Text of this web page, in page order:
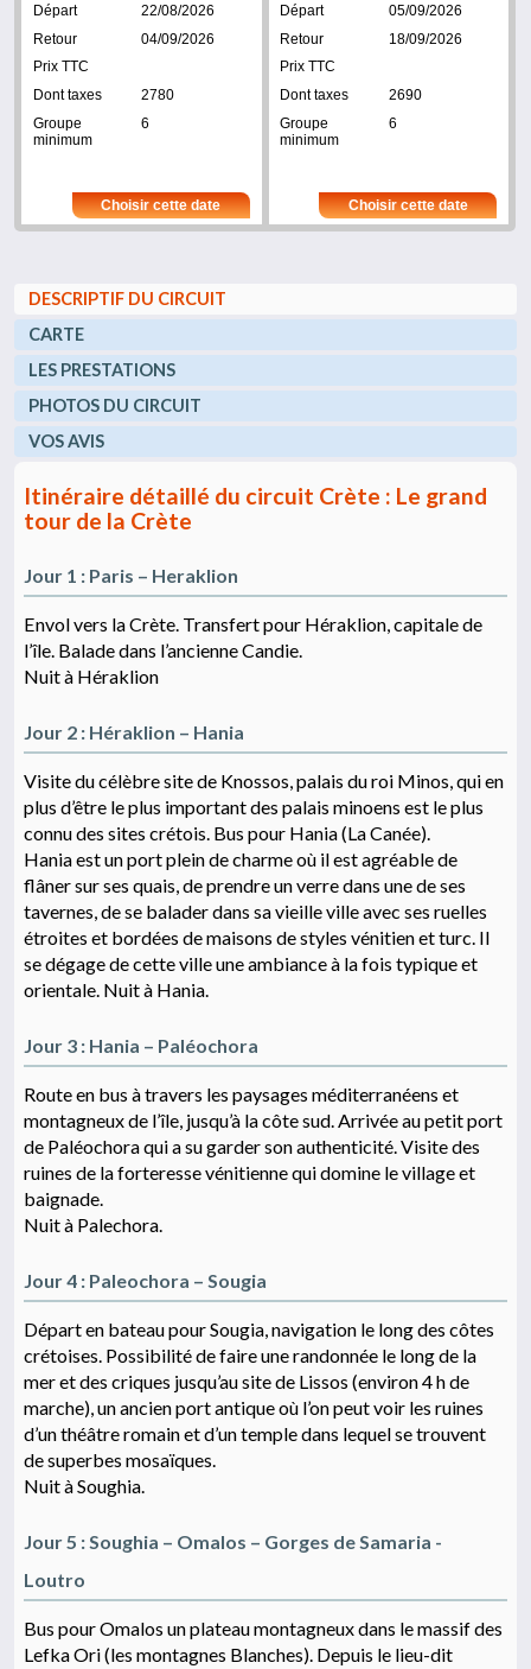
22/08/2026
04/09/2026
2780
6
Choisir cette date
05/09/2026
18/09/2026
2690
6
Choisir cette date
DESCRIPTIF DU CIRCUIT
CARTE
LES PRESTATIONS
PHOTOS DU CIRCUIT
VOS AVIS
Itinéraire détaillé du circuit Crète : Le grand
tour de la Crète
Jour 1 : Paris – Heraklion
Envol vers la Crète. Transfert pour Héraklion, capitale de
l’île. Balade dans l’ancienne Candie.
Nuit à Héraklion
Jour 2 : Héraklion – Hania
Visite du célèbre site de Knossos, palais du roi Minos, qui en
plus d’être le plus important des palais minoens est le plus
connu des sites crétois. Bus pour Hania (La Canée).
Hania est un port plein de charme où il est agréable de
flâner sur ses quais, de prendre un verre dans une de ses
tavernes, de se balader dans sa vieille ville avec ses ruelles
étroites et bordées de maisons de styles vénitien et turc. Il
se dégage de cette ville une ambiance à la fois typique et
orientale. Nuit à Hania.
Jour 3 : Hania – Paléochora
Route en bus à travers les paysages méditerranéens et
montagneux de l’île, jusqu’à la côte sud. Arrivée au petit port
de Paléochora qui a su garder son authenticité. Visite des
ruines de la forteresse vénitienne qui domine le village et
baignade.
Nuit à Palechora.
Jour 4 : Paleochora – Sougia
Départ en bateau pour Sougia, navigation le long des côtes
crétoises. Possibilité de faire une randonnée le long de la
mer et des criques jusqu’au site de Lissos (environ 4 h de
marche), un ancien port antique où l’on peut voir les ruines
d’un théâtre romain et d’un temple dans lequel se trouvent
de superbes mosaïques.
Nuit à Soughia.
Jour 5 : Soughia – Omalos – Gorges de Samaria -
Loutro
Bus pour Omalos un plateau montagneux dans le massif des
Lefka Ori (les montagnes Blanches). Depuis le lieu-dit